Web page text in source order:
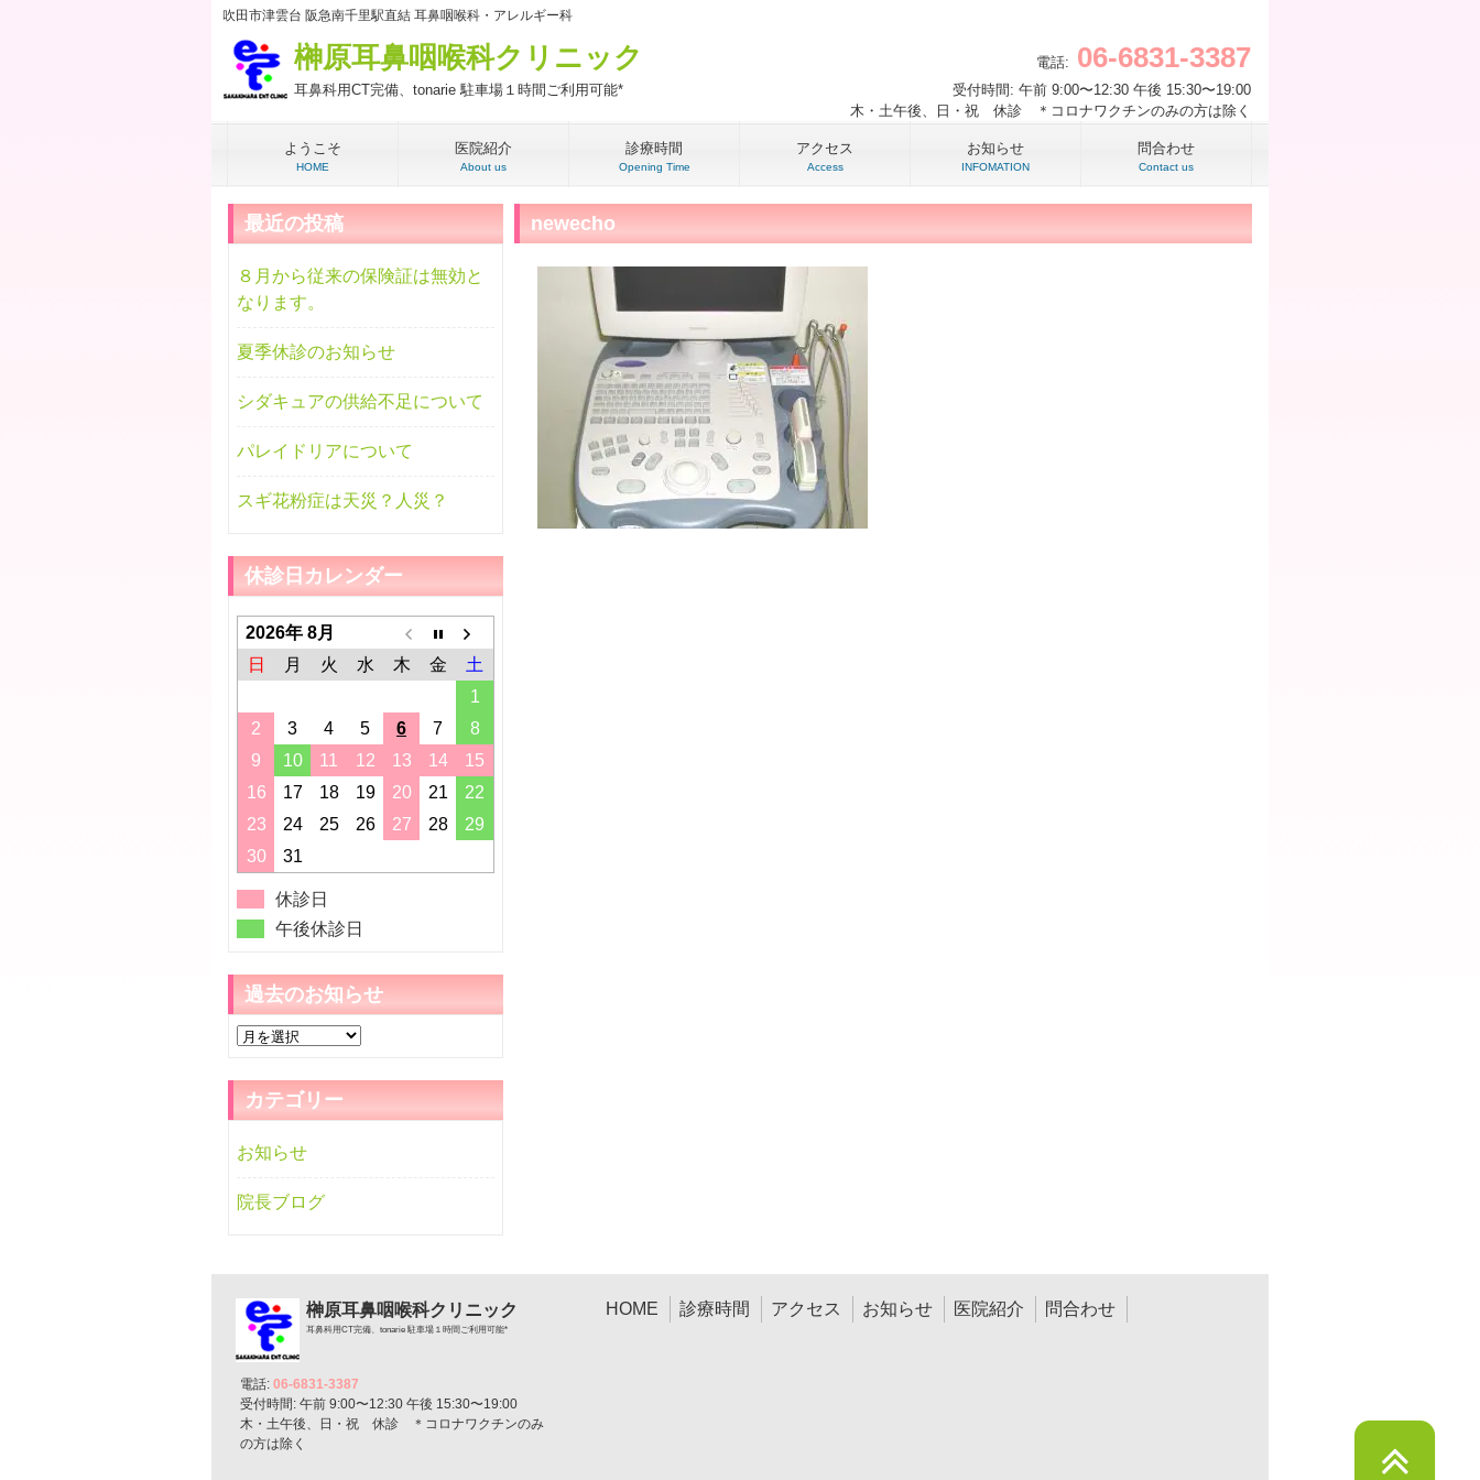
吹田市津雲台 阪急南千里駅直結 耳鼻咽喉科・アレルギー科
榊原耳鼻咽喉科クリニック
耳鼻科用CT完備、tonarie 駐車場１時間ご利用可能*
電話: 06-6831-3387
受付時間: 午前 9:00〜12:30 午後 15:30〜19:00
木・土午後、日・祝 休診 ＊コロナワクチンのみの方は除く
ようこそ
HOME
医院紹介
About us
診療時間
Opening Time
アクセス
Access
お知らせ
INFOMATION
問合わせ
Contact us
newecho
最近の投稿
８月から従来の保険証は無効と
なります。
夏季休診のお知らせ
シダキュアの供給不足について
パレイドリアについて
スギ花粉症は天災？人災？
休診日カレンダー
2026年 8月
日
月 火 水 木 金
土
1
2
3 4 5 6 7
8
9
10 11 12 13 14
15
16
17 18 19 20 21
22
23
24 25 26 27 28
29
30
31
休診日
午後休診日
過去のお知らせ
過
の
お
ら
せ
カテゴリー
お知らせ
院長ブログ
榊原耳鼻咽喉科クリニック
耳鼻科用CT完備、tonarie 駐車場１時間ご利用可能*
電話: 06-6831-3387
受付時間: 午前 9:00〜12:30 午後 15:30〜19:00
木・土午後、日・祝 休診 ＊コロナワクチンのみ
の方は除く
HOME 診療時間 アクセス お知らせ 医院紹介 問合わせ